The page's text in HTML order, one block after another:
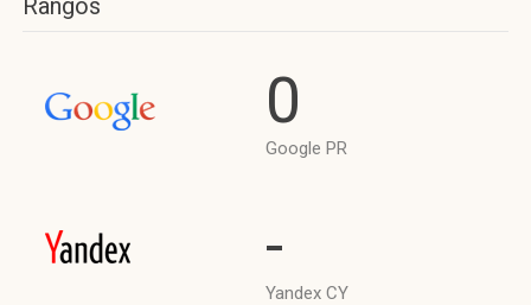
Rangos
0
Google PR
-
Yandex CY